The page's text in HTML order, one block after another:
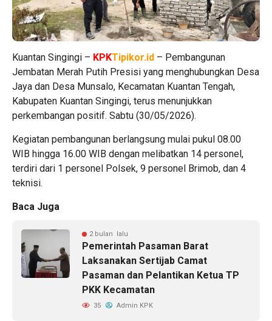
Kuantan Singingi – KPKTipikor.id – Pembangunan
Jembatan Merah Putih Presisi yang menghubungkan Desa
Jaya dan Desa Munsalo, Kecamatan Kuantan Tengah,
Kabupaten Kuantan Singingi, terus menunjukkan
perkembangan positif. Sabtu (30/05/2026).
Kegiatan pembangunan berlangsung mulai pukul 08.00
WIB hingga 16.00 WIB dengan melibatkan 14 personel,
terdiri dari 1 personel Polsek, 9 personel Brimob, dan 4
teknisi.
Baca Juga
2 bulan lalu
Pemerintah Pasaman Barat
Laksanakan Sertijab Camat
Pasaman dan Pelantikan Ketua TP
PKK Kecamatan
35 Admin KPK